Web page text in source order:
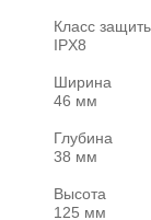
Класс
IPX8
Ширина
46 мм
Глубина
38 мм
Высота
125 мм